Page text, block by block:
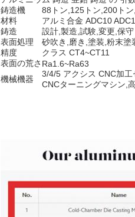
鋳造機
88トン,125トン,200ト
材料
アルミ合金 ADC10
鋳造
設計,製造,試験,変更,保守
表面処理
砂吹き,磨き,塗装,粉末塗
精度
クラス CT4~CT11
表面の荒さ Ra1.6~Ra63
機械機器
3/4/5 アクシス CNC加
CNCターニングマシン,